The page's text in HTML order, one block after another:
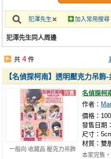
會員功能選單
註冊會員
犯澤先生 加入常用搜尋
犯澤先生同人周邊
共4件
一般向 收藏品 壓克力吊飾
【名偵探柯南】透明壓克力吊飾-
名偵探柯
作者：
價格：
發售日期
尺寸：
材質：雙
本家完售